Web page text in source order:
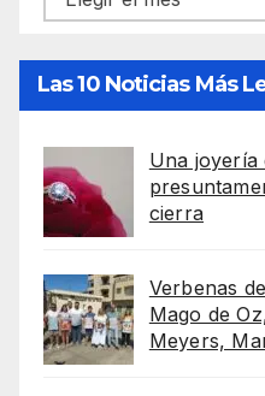
Las 10 Noticias Más
Una joyería
cierra
Verbenas
Mago de
Meyers,